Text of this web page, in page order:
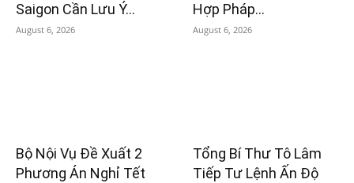
Saigon Cần Lưu Ý...
August 6, 2026
Hợp Pháp...
August 6, 2026
Bộ Nội Vụ Đề Xuất 2
Phương Án Nghỉ Tết
Tổng Bí Thư Tô Lâm
Tiếp Tư Lệnh Ấn Độ